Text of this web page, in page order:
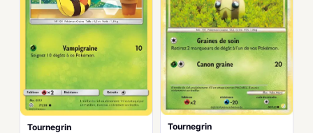
Tournegrin Tournegrin